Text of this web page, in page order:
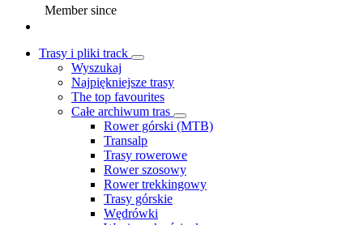
Member since
Trasy i pliki track
Wyszukaj
Najpiękniejsze trasy
The top favourites
Całe archiwum tras
Rower górski (MTB)
Transalp
Trasy rowerowe
Rower szosowy
Rower trekkingowy
Trasy górskie
Wędrówki